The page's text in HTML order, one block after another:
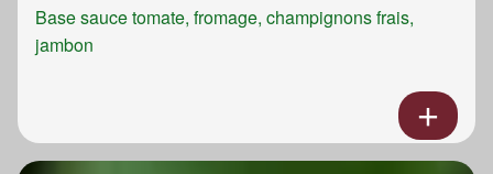
Base sauce tomate, fromage, champignons frais,
jambon